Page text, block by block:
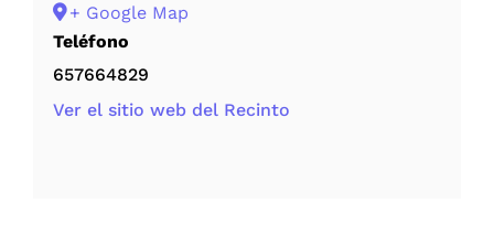
+ Google Map
Teléfono
657664829
Ver el sitio web del Recinto